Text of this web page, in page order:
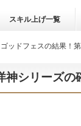
スキル上げ一覧
ゴッドフェスの結果！
神シリーズの